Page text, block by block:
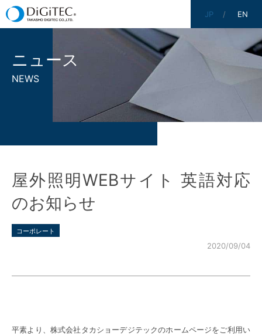
JP EN
ニュース
NEWS
屋外照明WEBサイト 英語対応
のお知らせ
コーポレート
2020/09/04
平素より、株式会社タカショーデジテックのホームページをご利用い